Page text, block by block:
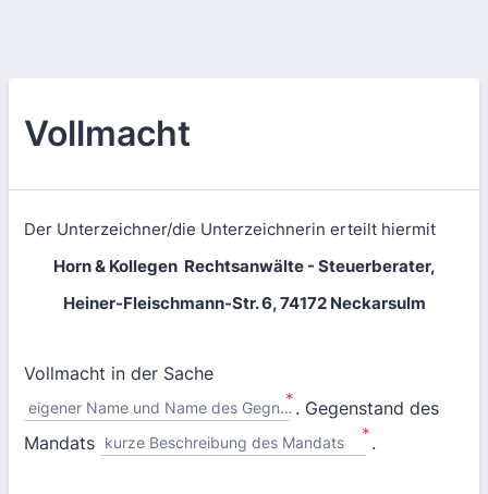
Vollmacht
Der Unterzeichner/die Unterzeichnerin erteilt hiermit
Horn & Kollegen Rechtsanwälte - Steuerberater,
Heiner-Fleischmann-Str. 6, 74172 Neckarsulm
Vollmacht in der Sache
eigener Name und Name des Gegners*. Gegenstand des
Mandats kurze Beschreibung des Mandats *.